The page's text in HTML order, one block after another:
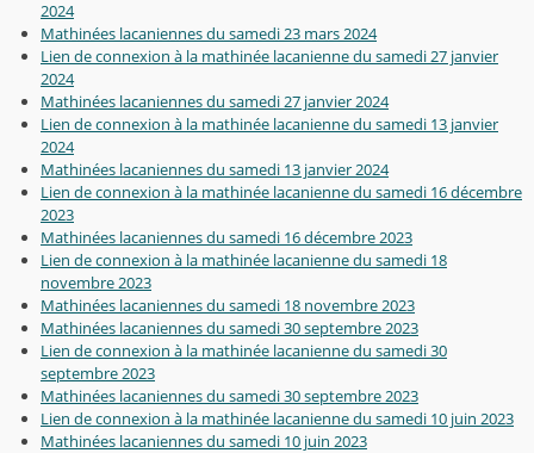
2024
Mathinées lacaniennes du samedi 23 mars 2024
Lien de connexion à la mathinée lacanienne du samedi 27 janvier
2024
Mathinées lacaniennes du samedi 27 janvier 2024
Lien de connexion à la mathinée lacanienne du samedi 13 janvier
2024
Mathinées lacaniennes du samedi 13 janvier 2024
Lien de connexion à la mathinée lacanienne du samedi 16 décembre
2023
Mathinées lacaniennes du samedi 16 décembre 2023
Lien de connexion à la mathinée lacanienne du samedi 18
novembre 2023
Mathinées lacaniennes du samedi 18 novembre 2023
Mathinées lacaniennes du samedi 30 septembre 2023
Lien de connexion à la mathinée lacanienne du samedi 30
septembre 2023
Mathinées lacaniennes du samedi 30 septembre 2023
Lien de connexion à la mathinée lacanienne du samedi 10 juin 2023
Mathinées lacaniennes du samedi 10 juin 2023